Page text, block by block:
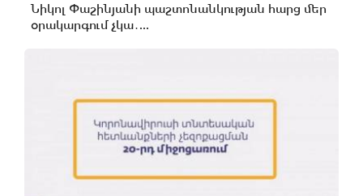
Նիկոլ Փաշինյանի պաշտոնանկության հարց մեր
օրակարգում չկա․...